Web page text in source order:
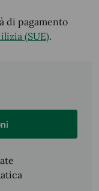
di pagamento
(SUE).